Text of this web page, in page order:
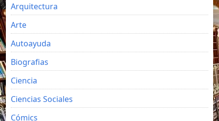
Arquitectura
Arte
Autoayuda
Biografias
Ciencia
Ciencias Sociales
Cómics